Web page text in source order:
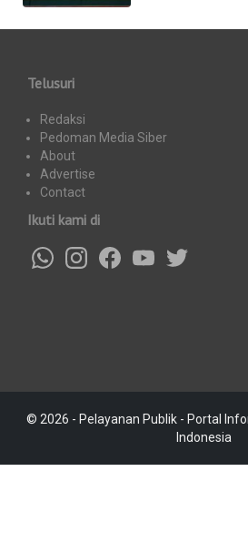
Telusuri
Redaksi
Pedoman Media Siber
About
Advertise
Contact
Ikuti kami di
© 2026 - Pelayanan Publik - Portal
Indonesia